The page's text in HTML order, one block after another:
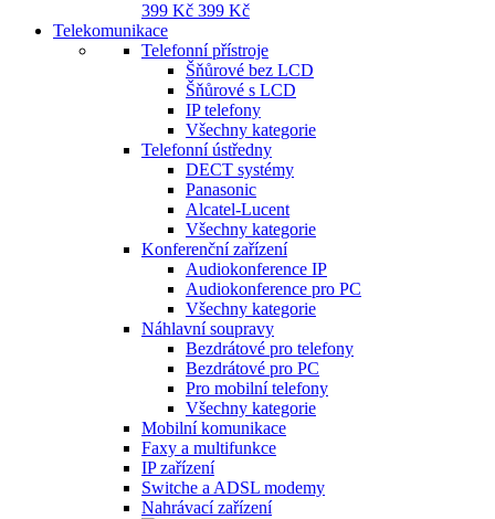
399 Kč 399 Kč
Telekomunikace
Telefonní přístroje
Šňůrové bez LCD
Šňůrové s LCD
IP telefony
Všechny kategorie
Telefonní ústředny
DECT systémy
Panasonic
Alcatel-Lucent
Všechny kategorie
Konferenční zařízení
Audiokonference IP
Audiokonference pro PC
Všechny kategorie
Náhlavní soupravy
Bezdrátové pro telefony
Bezdrátové pro PC
Pro mobilní telefony
Všechny kategorie
Mobilní komunikace
Faxy a multifunkce
IP zařízení
Switche a ADSL modemy
Nahrávací zařízení